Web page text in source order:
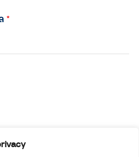
*
All Rights Reserved.